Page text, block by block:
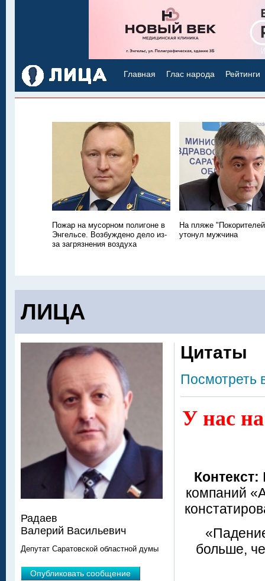
Главная Глас народа Рейтинги
Пожар на мусорном полигоне в
Энгельсе. Возбуждено дело из-
за загрязнения воздуха
На пляже
утонул мужчина
ЛИЦА
Цитаты
Посмотреть
У нас
Контекст:
компаний
больше,
Радаев
Валерий Васильевич
Депутат Саратовской областной думы
Опубликовать сообщение